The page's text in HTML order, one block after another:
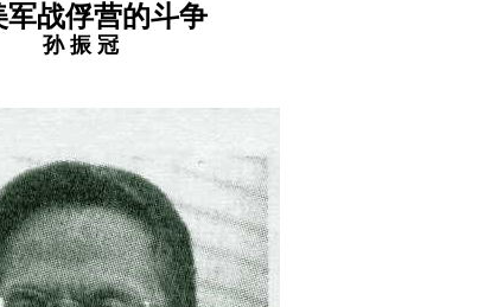
军战俘营的斗争
孙 振 冠